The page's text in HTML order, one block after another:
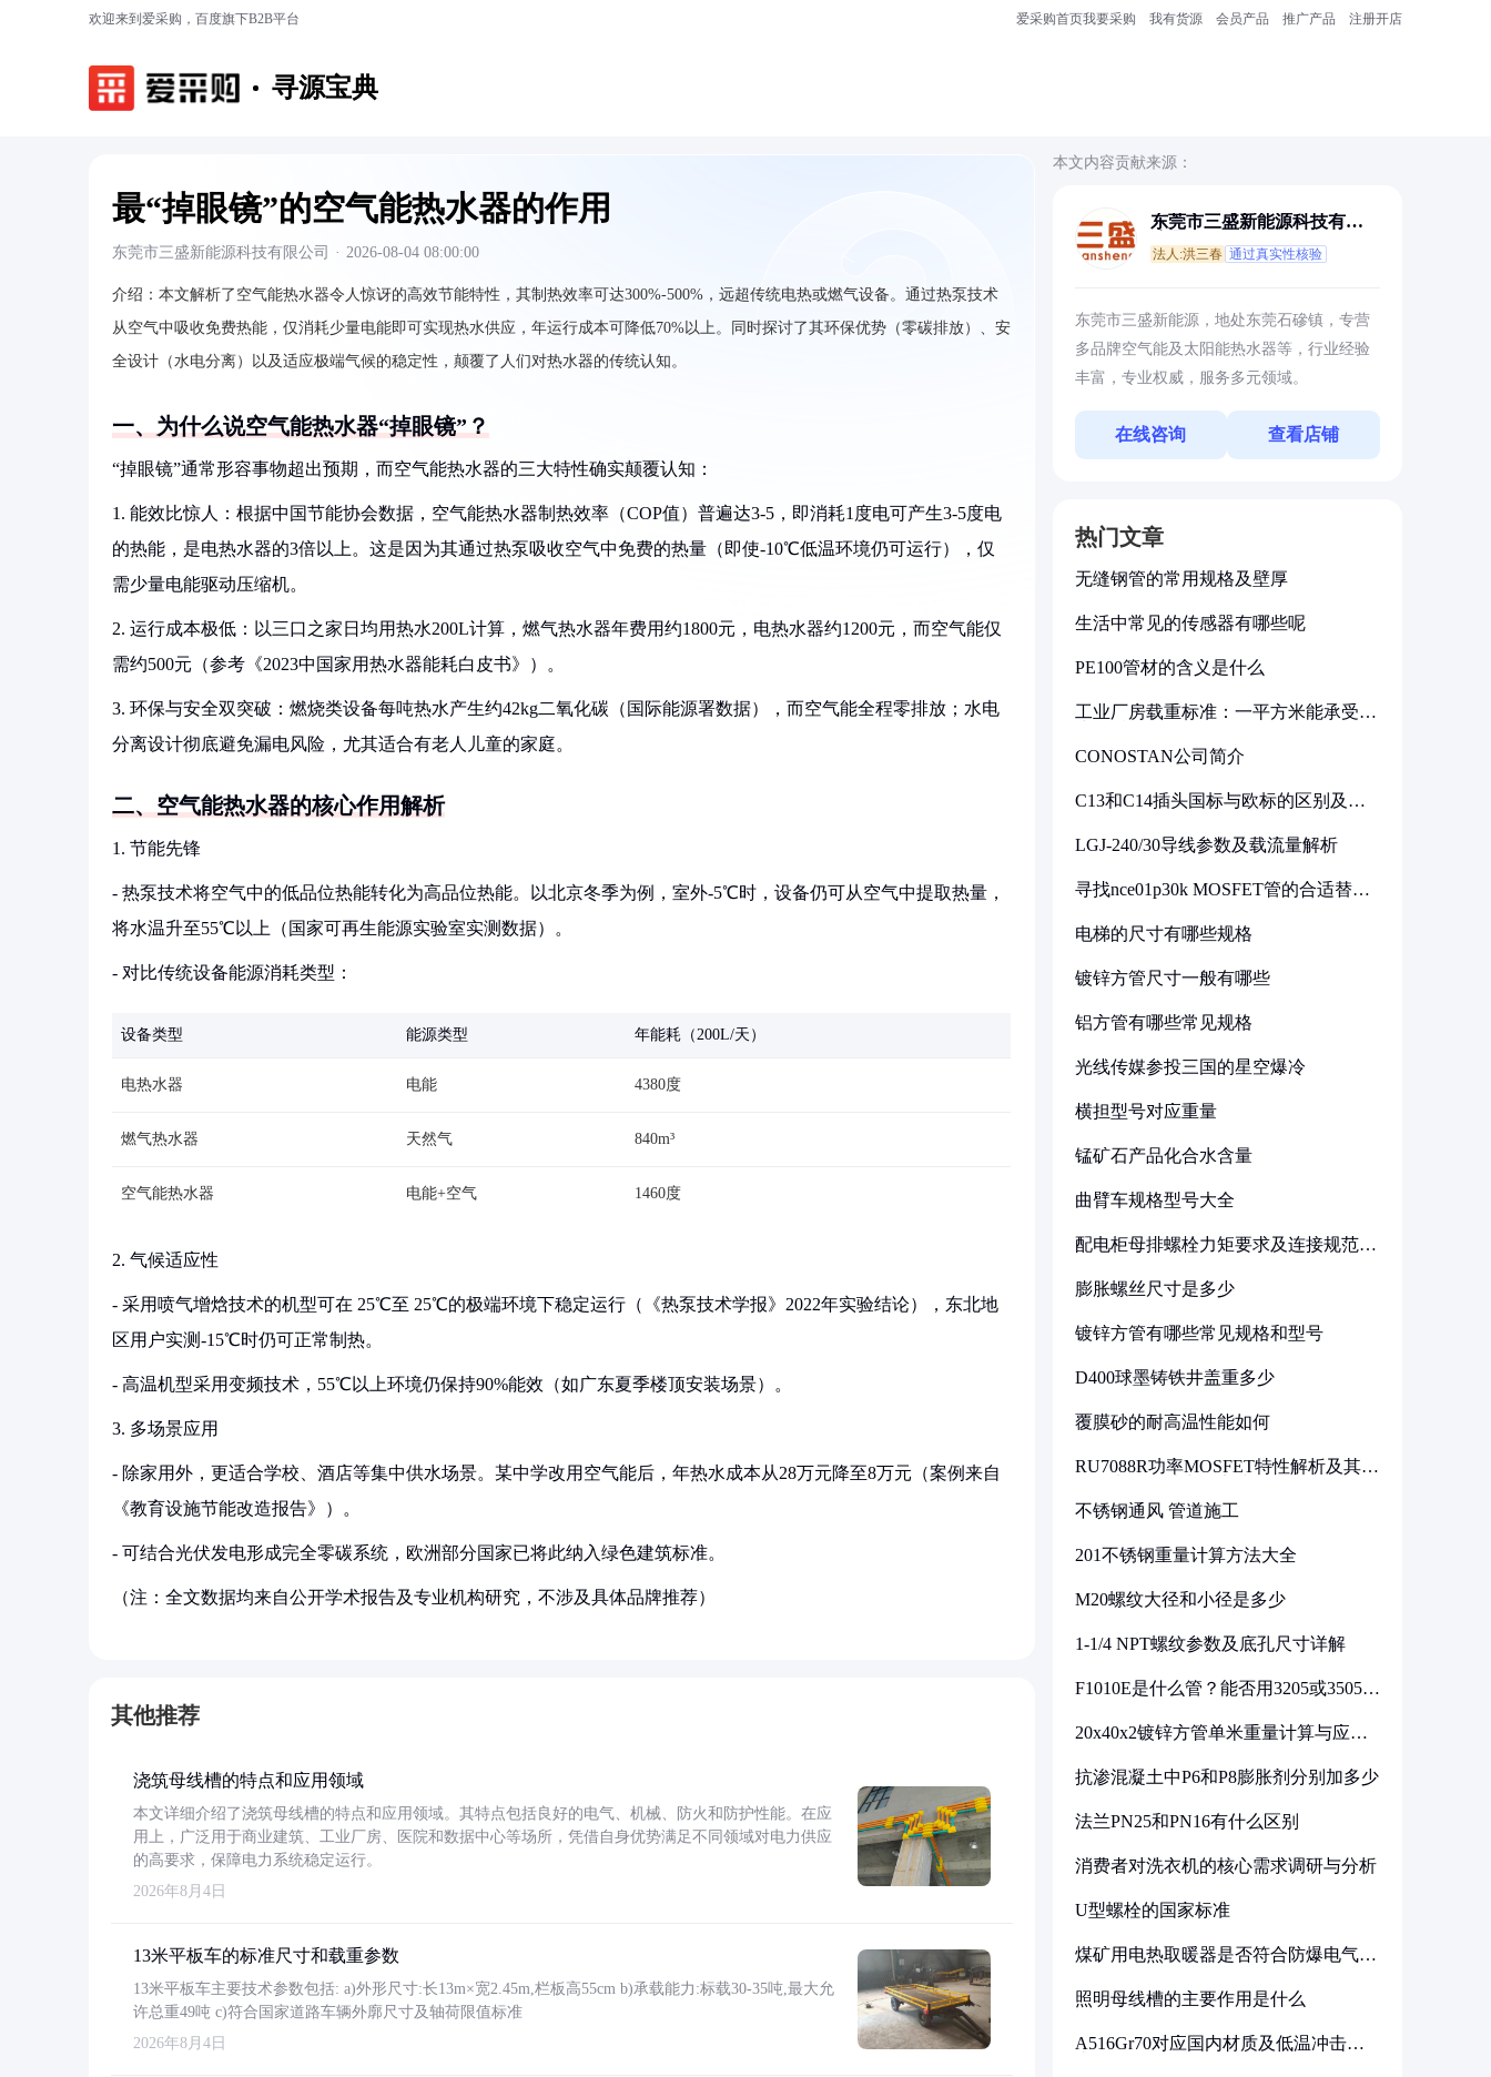
欢迎来到爱采购，百度旗下B2B平台 爱采购首页我要采购 我有货源 会员产品 推广产品 注册开店
寻源宝典
最“掉眼镜”的空气能热水器的作用
东莞市三盛新能源科技有限公司 · 2026-08-04 08:00:00
介绍： 本文解析了空气能热水器令人惊讶的高效节能特性，其制热效率可达300%-500%，远超传统电热或燃气设备。通过热泵技术
从空气中吸收免费热能，仅消耗少量电能即可实现热水供应，年运行成本可降低70%以上。同时探讨了其环保优势（零碳排放）、安
全设计（水电分离）以及适应极端气候的稳定性，颠覆了人们对热水器的传统认知。
一、为什么说空气能热水器“掉眼镜”？
“掉眼镜”通常形容事物超出预期，而空气能热水器的三大特性确实颠覆认知：
1. 能效比惊人：根据中国节能协会数据，空气能热水器制热效率（COP值）普遍达3-5，即消耗1度电可产生3-5度电
的热能，是电热水器的3倍以上。这是因为其通过热泵吸收空气中免费的热量（即使-10℃低温环境仍可运行），仅
需少量电能驱动压缩机。
2. 运行成本极低：以三口之家日均用热水200L计算，燃气热水器年费用约1800元，电热水器约1200元，而空气能仅
需约500元（参考《2023中国家用热水器能耗白皮书》）。
3. 环保与安全双突破：燃烧类设备每吨热水产生约42kg二氧化碳（国际能源署数据），而空气能全程零排放；水电
分离设计彻底避免漏电风险，尤其适合有老人儿童的家庭。
二、空气能热水器的核心作用解析
1. 节能先锋
- 热泵技术将空气中的低品位热能转化为高品位热能。以北京冬季为例，室外-5℃时，设备仍可从空气中提取热量，
将水温升至55℃以上（国家可再生能源实验室实测数据）。
- 对比传统设备能源消耗类型：
设备类型 能源类型 年能耗（200L/天）
电热水器 电能 4380度
燃气热水器 天然气 840m³
空气能热水器 电能+空气 1460度
2. 气候适应性
- 采用喷气增焓技术的机型可在 25℃至 25℃的极端环境下稳定运行（《热泵技术学报》2022年实验结论），东北地
区用户实测-15℃时仍可正常制热。
- 高温机型采用变频技术，55℃以上环境仍保持90%能效（如广东夏季楼顶安装场景）。
3. 多场景应用
- 除家用外，更适合学校、酒店等集中供水场景。某中学改用空气能后，年热水成本从28万元降至8万元（案例来自
《教育设施节能改造报告》）。
- 可结合光伏发电形成完全零碳系统，欧洲部分国家已将此纳入绿色建筑标准。
（注：全文数据均来自公开学术报告及专业机构研究，不涉及具体品牌推荐）
其他推荐
浇筑母线槽的特点和应用领域
本文详细介绍了浇筑母线槽的特点和应用领域。其特点包括良好的电气、机械、防火和防护性能。在应
用上，广泛用于商业建筑、工业厂房、医院和数据中心等场所，凭借自身优势满足不同领域对电力供应
的高要求，保障电力系统稳定运行。
2026年8月4日
13米平板车的标准尺寸和载重参数
13米平板车主要技术参数包括: a)外形尺寸:长13m×宽2.45m,栏板高55cm b)承载能力:标载30-35吨,最大允
许总重49吨 c)符合国家道路车辆外廓尺寸及轴荷限值标准
2026年8月4日
本文内容贡献来源：
东莞市三盛新能源科技有限
法人:洪三春 通过真实性核验
东莞市三盛新能源，地处东莞石磣镇，专营
多品牌空气能及太阳能热水器等，行业经验
丰富，专业权威，服务多元领域。
在线咨询 查看店铺
热门文章
无缝钢管的常用规格及壁厚
生活中常见的传感器有哪些呢
PE100管材的含义是什么
工业厂房载重标准：一平方米能承受多
CONOSTAN公司简介
C13和C14插头国标与欧标的区别及其
LGJ-240/30导线参数及载流量解析
寻找nce01p30k MOSFET管的合适替代
电梯的尺寸有哪些规格
镀锌方管尺寸一般有哪些
铝方管有哪些常见规格
光线传媒参投三国的星空爆冷
横担型号对应重量
锰矿石产品化合水含量
曲臂车规格型号大全
配电柜母排螺栓力矩要求及连接规范详
膨胀螺丝尺寸是多少
镀锌方管有哪些常见规格和型号
D400球墨铸铁井盖重多少
覆膜砂的耐高温性能如何
RU7088R功率MOSFET特性解析及其在
不锈钢通风 管道施工
201不锈钢重量计算方法大全
M20螺纹大径和小径是多少
1-1/4 NPT螺纹参数及底孔尺寸详解
F1010E是什么管？能否用3205或3505代
20x40x2镀锌方管单米重量计算与应用
抗渗混凝土中P6和P8膨胀剂分别加多少
法兰PN25和PN16有什么区别
消费者对洗衣机的核心需求调研与分析
U型螺栓的国家标准
煤矿用电热取暖器是否符合防爆电气设
照明母线槽的主要作用是什么
A516Gr70对应国内材质及低温冲击要